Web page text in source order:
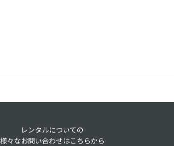
レンタルについての
様々なお問い合わせはこちらから